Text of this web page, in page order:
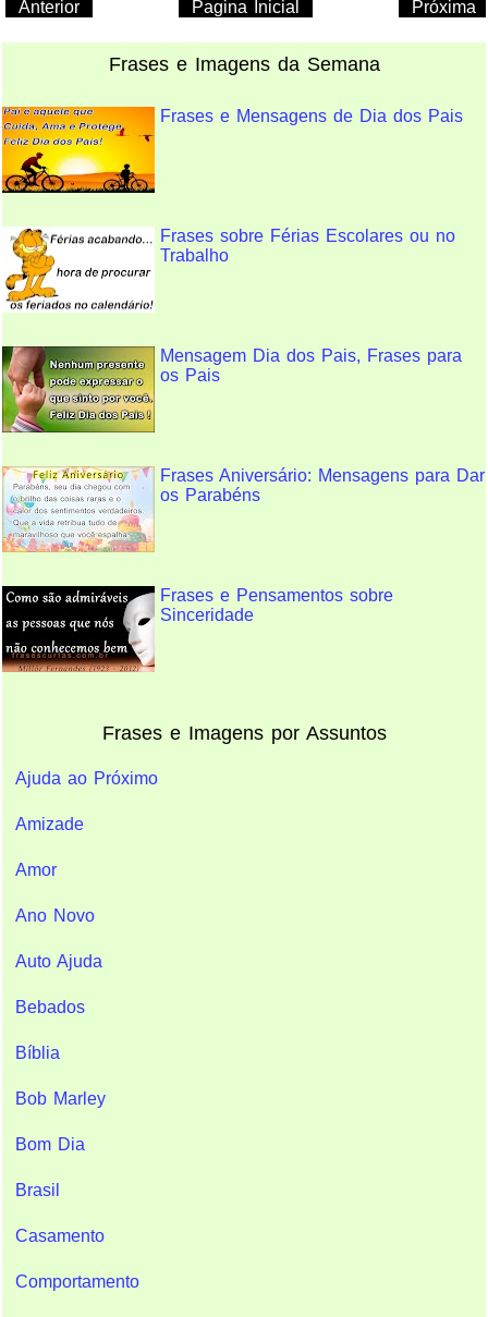
Anterior Próxima
Pagina Inicial
Frases e Imagens da Semana
Frases e Mensagens de Dia dos Pais
Frases sobre Férias Escolares ou no
Trabalho
Mensagem Dia dos Pais, Frases para
os Pais
Frases Aniversário: Mensagens para Dar
os Parabéns
Frases e Pensamentos sobre
Sinceridade
Frases e Imagens por Assuntos
Ajuda ao Próximo
Amizade
Amor
Ano Novo
Auto Ajuda
Bebados
Bíblia
Bob Marley
Bom Dia
Brasil
Casamento
Comportamento